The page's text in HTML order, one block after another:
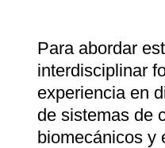
Para abordar
interdisciplinar
experiencia en
de sistemas de
biomecánicos y